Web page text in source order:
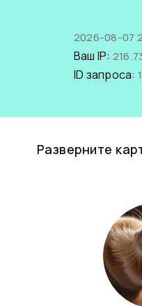
2026-08-07
Ваш IP:
ID запроса:
Разверните